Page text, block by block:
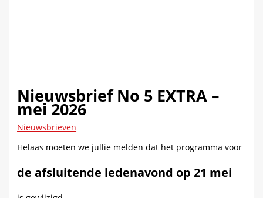
Nieuwsbrief No 5 EXTRA –
mei 2026
Nieuwsbrieven
Helaas moeten we jullie melden dat het programma voor
de afsluitende ledenavond op 21 mei